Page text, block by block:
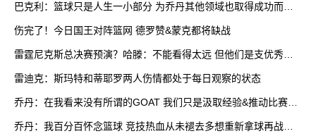
巴克利：篮球只是人生一小部分 为乔丹其他领域也取得成功而自
伤完了！今日国王对阵篮网 德罗赞&蒙克都将缺战
雷霆尼克斯总决赛预演？哈滕：不能看得太远 但他们是支优秀球
雷迪克：斯玛特和蒂耶罗两人伤情都处于每日观察的状态
乔丹：在我看来没有所谓的GOAT 我们只是汲取经验&推动比赛发
乔丹：我百分百怀念篮球 竞技热血从未褪去多想重新拿球再战一